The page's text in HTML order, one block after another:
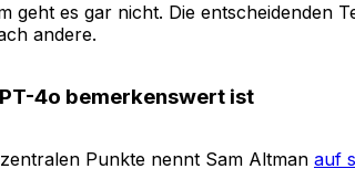
geht es gar nicht. Die entscheidenden
andere.
4o bemerkenswert ist
Punkte nennt Sam Altman auf